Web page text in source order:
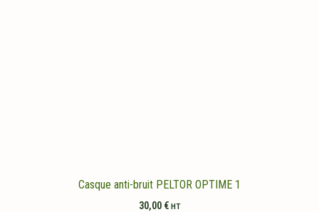
Casque anti-bruit PELTOR OPTIME 1
30,00 € HT